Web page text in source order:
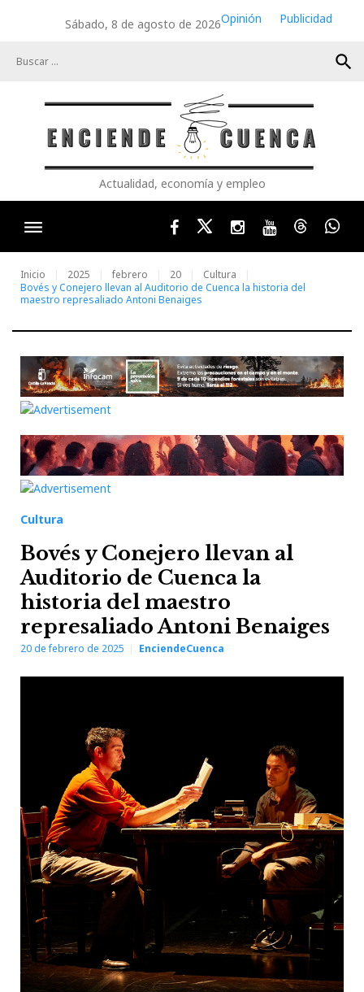
Sábado, 8 de agosto de 2026Opinión
Publicidad
search
Actualidad, economía y empleo
FacebookTwitterInstagram
YoutubeThreads
Inicio 2025 febrero 20
Cultura
Bovés y Conejero llevan al Auditorio de Cuenca la historia del
maestro represaliado Antoni Benaiges
Cultura
Bovés y Conejero llevan al
Auditorio de Cuenca la
historia del maestro
represaliado Antoni Benaiges
20 de febrero de 2025 EnciendeCuenca